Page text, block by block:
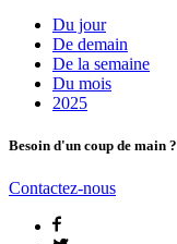
Du jour
De demain
De la semaine
Du mois
2025
Besoin d'un coup de main ?
Contactez-nous